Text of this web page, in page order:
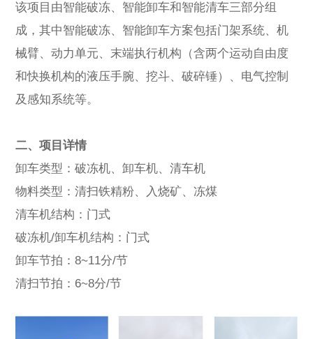
该项目由智能破冻、智能卸车和智能清车三部分组
成，其中智能破冻、智能卸车方案包括门架系统、机
械臂、动力单元、末端执行机构（含两个运动自由度
和快换机构的液压手腕、挖斗、破碎锤）、电气控制
及感知系统等。
二、项目详情
卸车类型：破冻机、卸车机、清车机
物料类型：清扫铁精粉、入烧矿、冻煤
清车机结构：门式
破冻机/卸车机结构：门式
卸车节拍：8~11分/节
清扫节拍：6~8分/节